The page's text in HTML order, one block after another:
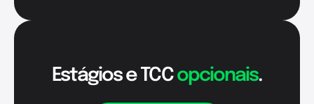
Estágios e TCCopcionais.